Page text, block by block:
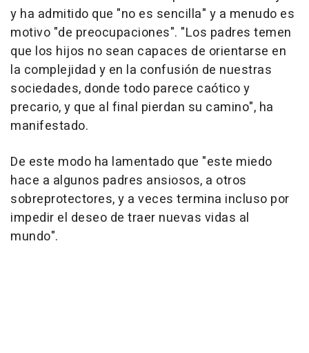
y ha admitido que "no es sencilla" y a menudo es
motivo "de preocupaciones". "Los padres temen
que los hijos no sean capaces de orientarse en
la complejidad y en la confusión de nuestras
sociedades, donde todo parece caótico y
precario, y que al final pierdan su camino", ha
manifestado.
De este modo ha lamentado que "este miedo
hace a algunos padres ansiosos, a otros
sobreprotectores, y a veces termina incluso por
impedir el deseo de traer nuevas vidas al
mundo".